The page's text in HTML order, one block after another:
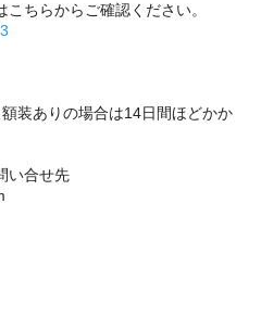
ちらからご確認ください。
装ありの場合は14日間ほどかか
い合せ先